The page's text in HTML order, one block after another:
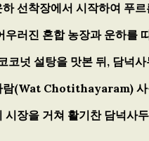
선착장에서 시작하여 푸
우러진 혼합 농장과 운하를
코넛 설탕을 맛본 뒤, 담넉
람(Wat Chotithayaram)
시장을 거쳐 활기찬 담넉사